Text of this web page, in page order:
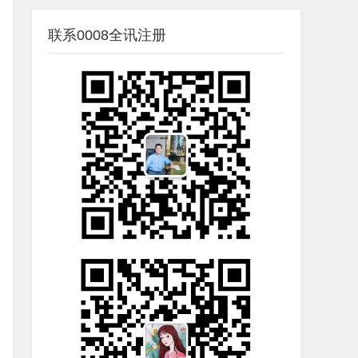
联系0008全讯注册